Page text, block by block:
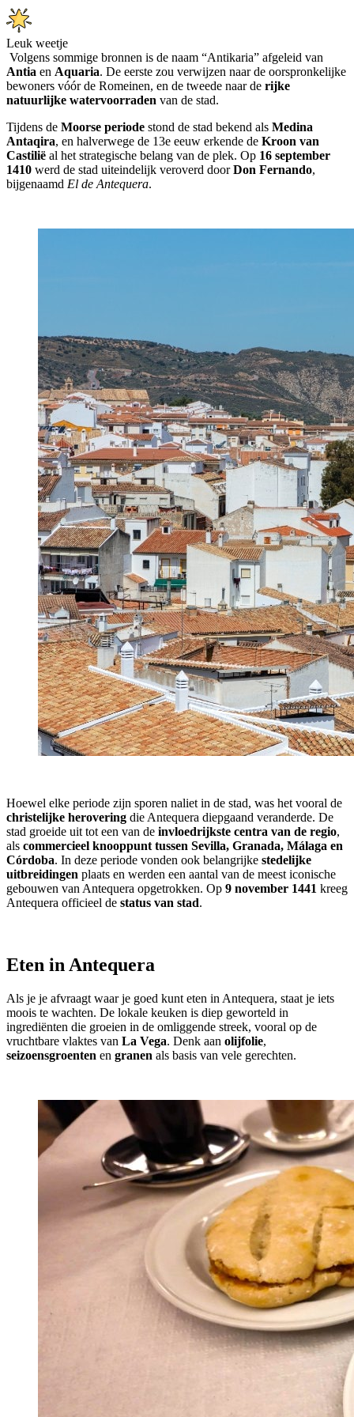
Leuk weetje
Volgens sommige bronnen is de naam “Antikaria” afgeleid van
Antia en Aquaria. De eerste zou verwijzen naar de oorspronkelijke
bewoners vóór de Romeinen, en de tweede naar de rijke
natuurlijke watervoorraden van de stad.
Tijdens de Moorse periode stond de stad bekend als Medina
Antaqira, en halverwege de 13e eeuw erkende de Kroon van
Castilië al het strategische belang van de plek. Op 16 september
1410 werd de stad uiteindelijk veroverd doorDon Fernando,
bijgenaamd El de Antequera.
Hoewel elke periode zijn sporen naliet in de stad, was het vooral de
christelijke herovering die Antequera diepgaand veranderde. De
stad groeide uit tot een van de invloedrijkste centra van de regio,
als commercieel knooppunt tussen Sevilla, Granada, Málaga en
Córdoba. In deze periode vonden ook belangrijke stedelijke
uitbreidingen plaats en werden een aantal van de meest iconische
gebouwen van Antequera opgetrokken. Op 9 november 1441 kreeg
Antequera officieel de status van stad.
Eten in Antequera
Als je je afvraagt waar je goed kunt eten in Antequera, staat je iets
moois te wachten. De lokale keuken is diep geworteld in
ingrediënten die groeien in de omliggende streek, vooral op de
vruchtbare vlaktes van La Vega. Denk aan olijfolie,
seizoensgroenten en granen als basis van vele gerechten.